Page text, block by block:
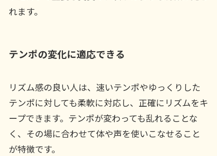
れます。
テンポの変化に適応できる
リズム感の良い人は、速いテンポやゆっくりした
テンポに対しても柔軟に対応し、正確にリズムをキ
ープできます。テンポが変わっても乱れることな
く、その場に合わせて体や声を使いこなせること
が特徴です。